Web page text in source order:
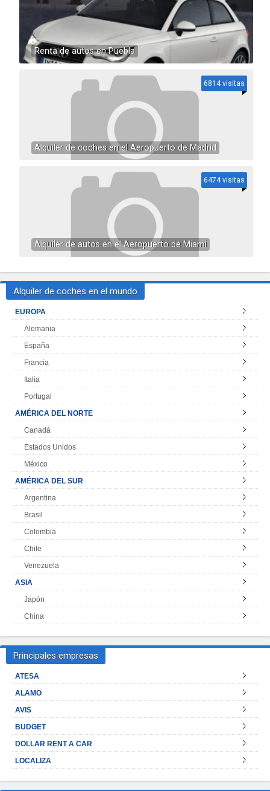
Renta de autos en Puebla
Alquiler de coches en el Aeropuerto de Madrid
6814 visitas
Alquiler de autos en el Aeropuerto de Miami
6474 visitas
Alquiler de coches en el mundo
EUROPA
Alemania
España
Francia
Italia
Portugal
AMÉRICA DEL NORTE
Canadá
Estados Unidos
México
AMÉRICA DEL SUR
Argentina
Brasil
Colombia
Chile
Venezuela
ASIA
Japón
China
Principales empresas
ATESA
ALAMO
AVIS
BUDGET
DOLLAR RENT A CAR
LOCALIZA